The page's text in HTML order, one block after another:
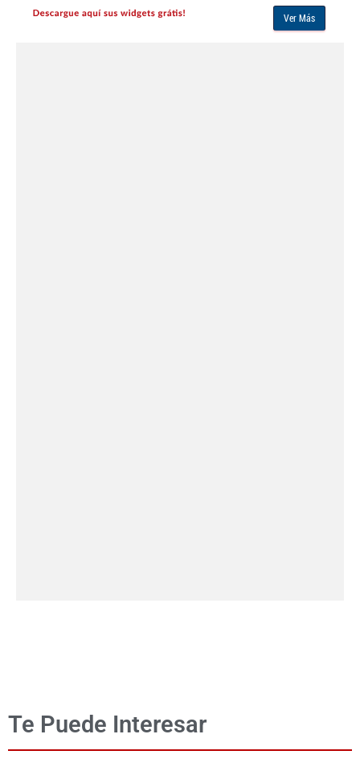
Te Puede Interesar